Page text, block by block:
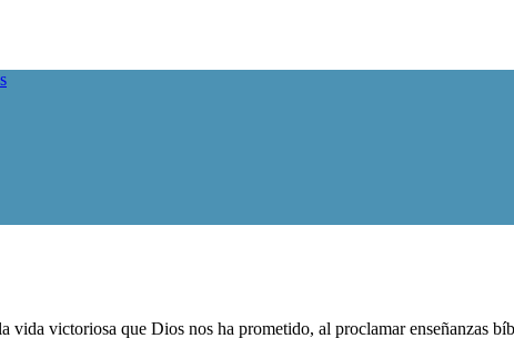
victoriosa que Dios nos ha prometido, al proclamar enseñanzas